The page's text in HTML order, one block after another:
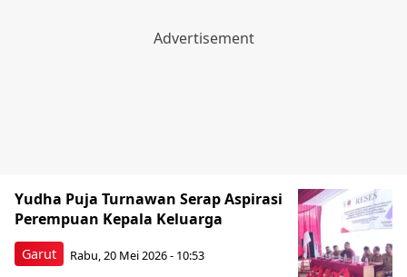
Garut
Yudha Puja Turnawan Serap Aspirasi
Perempuan Kepala Keluarga
Rabu, 20 Mei 2026 - 10:53